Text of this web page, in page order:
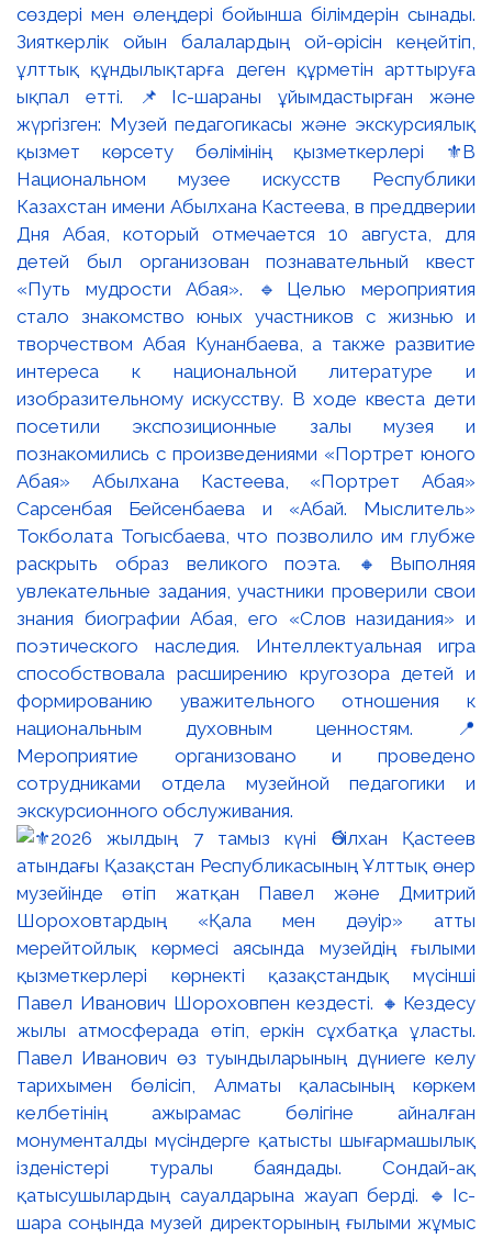
сөздері мен өлеңдері бойынша білімдерін сынады.
Зияткерлік ойын балалардың ой-өрісін кеңейтіп,
ұлттық құндылықтарға деген құрметін арттыруға
ықпал етті. 📌Іс-шараны ұйымдастырған және
жүргізген: Музей педагогикасы және экскурсиялық
қызмет көрсету бөлімінің қызметкерлері ⚜️В
Национальном музее искусств Республики
Казахстан имени Абылхана Кастеева, в преддверии
Дня Абая, который отмечается 10 августа, для
детей был организован познавательный квест
«Путь мудрости Абая». 🔹Целью мероприятия
стало знакомство юных участников с жизнью и
творчеством Абая Кунанбаева, а также развитие
интереса к национальной литературе и
изобразительному искусству. В ходе квеста дети
посетили экспозиционные залы музея и
познакомились с произведениями «Портрет юного
Абая» Абылхана Кастеева, «Портрет Абая»
Сарсенбая Бейсенбаева и «Абай. Мыслитель»
Токболата Тогысбаева, что позволило им глубже
раскрыть образ великого поэта. 🔸Выполняя
увлекательные задания, участники проверили свои
знания биографии Абая, его «Слов назидания» и
поэтического наследия. Интеллектуальная игра
способствовала расширению кругозора детей и
формированию уважительного отношения к
национальным духовным ценностям. 📍
Мероприятие организовано и проведено
сотрудниками отдела музейной педагогики и
экскурсионного обслуживания.